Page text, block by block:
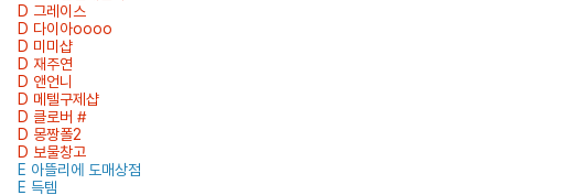
D 그레이스
D 다이아oooo
D 미미샵
D 재주연
D 앤언니
D 메텔구제샵
D 클로버 #
D 몽짱폴2
D 보물창고
E 아뜰리에 도매상점
E 득템